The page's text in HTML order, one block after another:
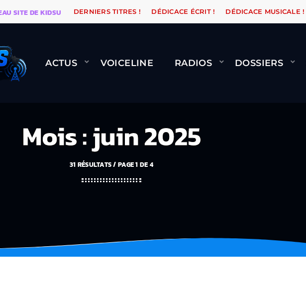
DE KIDSUNE WARÉTRO ORANGE ROAD QUI PASSE, ÇA LE FAIT !
DERNIERS TITRES ! DÉDICACE ÉCRIT ! DÉDICACE MUSICALE !
ACTUS VOICELINE RADIOS DOSSIERS
Mois : juin 2025
31 RÉSULTATS / PAGE 1 DE 4